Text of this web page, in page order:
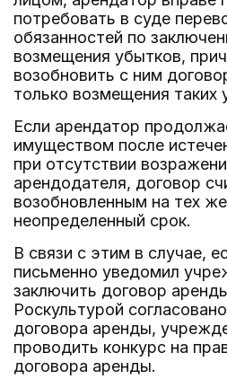
потребовать в суде
обязанностей по
возмещения убытков,
возобновить с ним
только возмещения таких
Если арендатор
имуществом после
при отсутствии
арендодателя, договор
возобновленным на тех
неопределенный срок.
В связи с этим в случае,
письменно уведомил
заключить договор
Роскультурой
договора аренды,
проводить конкурс на
договора аренды.